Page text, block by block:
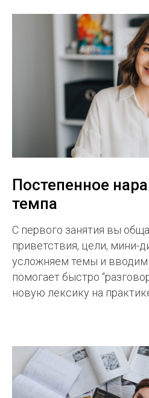
Постепенное
темпа
С первого занятия вы
приветствия, цели, мини-
усложняем темы и вводим
помогает быстро
новую лексику на